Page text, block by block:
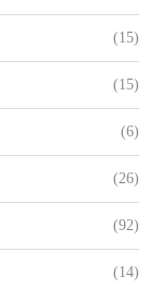
(15)
(15)
(6)
(26)
(92)
(14)